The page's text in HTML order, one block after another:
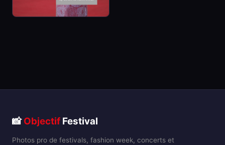
📸Objectif Festival
Photos pro de festivals, fashion week, concerts et